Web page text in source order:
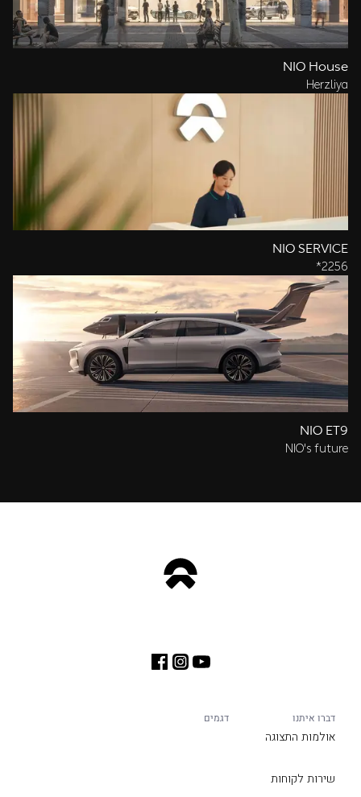
NIO House
Herzliya
NIO SERVICE
2256*
NIO ET9
NIO's future
דברו איתנו
אולמות התצוגה
שירות לקוחות
דגמים